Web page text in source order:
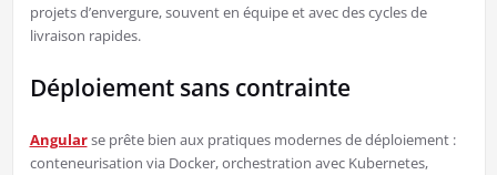
projets d’envergure, souvent en équipe et avec des cycles de
livraison rapides.
Déploiement sans contrainte
Angularse prête bien aux pratiques modernes de déploiement :
conteneurisation via Docker, orchestration avec Kubernetes,